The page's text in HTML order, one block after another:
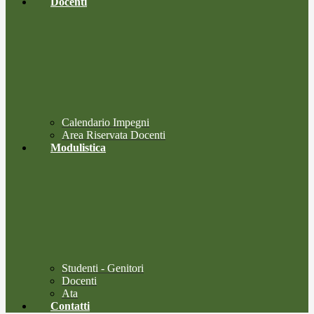
Calendario Impegni
Area Riservata Docenti
Modulistica
Studenti - Genitori
Docenti
Ata
Contatti